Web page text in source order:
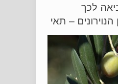
לכך
ונים – תאי